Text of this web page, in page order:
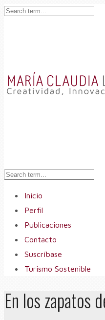
Inicio
Perfil
Publicaciones
Contacto
Suscríbase
Turismo Sostenible
En los zapatos